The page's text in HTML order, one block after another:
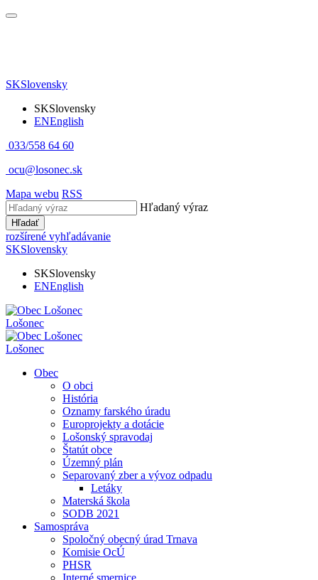
SKSlovensky
SKSlovensky
ENEnglish
033/558 64 60
ocu@losonec.sk
Mapa webu RSS
Hľadaný výraz
Hľadať
rozšírené vyhľadávanie
SKSlovensky
SKSlovensky
ENEnglish
Lošonec
Lošonec
Obec
O obci
História
Oznamy farského úradu
Europrojekty a dotácie
Lošonský spravodaj
Štatút obce
Územný plán
Separovaný zber a vývoz odpadu
Letáky
Materská škola
SODB 2021
Samospráva
Spoločný obecný úrad Trnava
Komisie OcÚ
PHSR
Interné smernice